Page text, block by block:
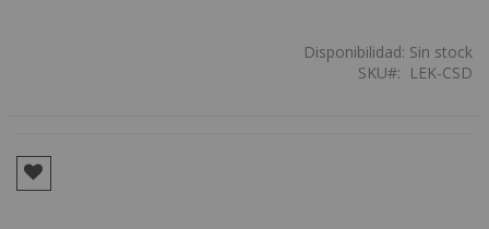
Disponibilidad: Sin stock
SKU
LEK-CSD